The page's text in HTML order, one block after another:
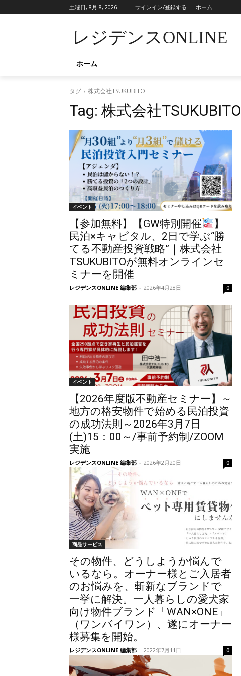
土曜日, 8月 8, 2026 サインイン/登録する ホーム
レジデンスONLINE
ホーム
タグ 株式会社TSUKUBITO
Tag: 株式会社TSUKUBITO
イベント
【参加無料】【GW特別開催
】
民泊×キャピタル、2日で学ぶ“勝
てる不動産投資戦略”｜株式会社
TSUKUBITOが無料オンラインセ
ミナーを開催
レジデンスONLINE 編集部 - 2026年4月28日 0
イベント
【2026年度版不動産セミナー】～
地方の格安物件で始める民泊投資
の成功法則～2026年3月7日
(土)15：00～/事前予約制/ZOOM
実施
レジデンスONLINE 編集部 - 2026年2月20日 0
商品サービス
その物件、どうしようか悩んで
いるなら。オーナー様とご入居者
のお悩みを、斬新なブランドで
一挙に解決。一人暮らしの愛犬家
向け物件ブランド「WAN×ONE」
（ワンバイワン）、遂にオーナー
様募集を開始。
レジデンスONLINE 編集部 - 2022年7月11日 0